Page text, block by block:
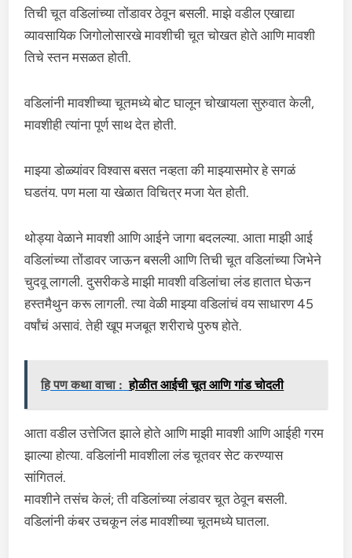
तिची चूत वडिलांच्या तोंडावर ठेवून बसली. माझे वडील एखाद्या
व्यावसायिक जिगोलोसारखे मावशीची चूत चोखत होते आणि मावशी
तिचे स्तन मसळत होती.
वडिलांनी मावशीच्या चूतमध्ये बोट घालून चोखायला सुरुवात केली,
मावशीही त्यांना पूर्ण साथ देत होती.
माझ्या डोळ्यांवर विश्वास बसत नव्हता की माझ्यासमोर हे सगळं
घडतंय. पण मला या खेळात विचित्र मजा येत होती.
थोड्या वेळाने मावशी आणि आईने जागा बदलल्या. आता माझी आई
वडिलांच्या तोंडावर जाऊन बसली आणि तिची चूत वडिलांच्या जिभेने
चुदवू लागली. दुसरीकडे माझी मावशी वडिलांचा लंड हातात घेऊन
हस्तमैथुन करू लागली. त्या वेळी माझ्या वडिलांचं वय साधारण 45
वर्षांचं असावं. तेही खूप मजबूत शरीराचे पुरुष होते.
हि पण कथा वाचा : होळीत आईची चूत आणि गांड चोदली
आता वडील उत्तेजित झाले होते आणि माझी मावशी आणि आईही गरम
झाल्या होत्या. वडिलांनी मावशीला लंड चूतवर सेट करण्यास
सांगितलं.
मावशीने तसंच केलं; ती वडिलांच्या लंडावर चूत ठेवून बसली.
वडिलांनी कंबर उचकून लंड मावशीच्या चूतमध्ये घातला.